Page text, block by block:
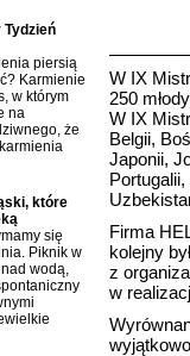
W IX
250
W IX
Belgii,
Japonii,
Portugalii,
Firma
kolejny
z
w
Tydzień
piersią
Karmienie
w którym
na
że
które
się
Piknik w
wodą,